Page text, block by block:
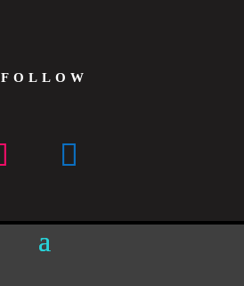
FOLLOW